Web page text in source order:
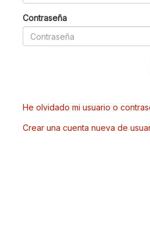
Contraseña
He olvidado mi usuario o
Crear una cuenta nueva de